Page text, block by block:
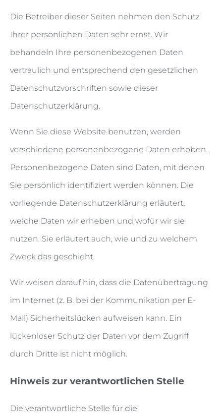
Die Betreiber dieser Seiten nehmen den Schutz
Ihrer persönlichen Daten sehr ernst. Wir
behandeln Ihre personenbezogenen Daten
vertraulich und entsprechend den gesetzlichen
Datenschutzvorschriften sowie dieser
Datenschutzerklärung.
Wenn Sie diese Website benutzen, werden
verschiedene personenbezogene Daten erhoben.
Personenbezogene Daten sind Daten, mit denen
Sie persönlich identifiziert werden können. Die
vorliegende Datenschutzerklärung erläutert,
welche Daten wir erheben und wofür wir sie
nutzen. Sie erläutert auch, wie und zu welchem
Zweck das geschieht.
Wir weisen darauf hin, dass die Datenübertragung
im Internet (z. B. bei der Kommunikation per E-
Mail) Sicherheitslücken aufweisen kann. Ein
lückenloser Schutz der Daten vor dem Zugriff
durch Dritte ist nicht möglich.
Hinweis zur verantwortlichen Stelle
Die verantwortliche Stelle für die